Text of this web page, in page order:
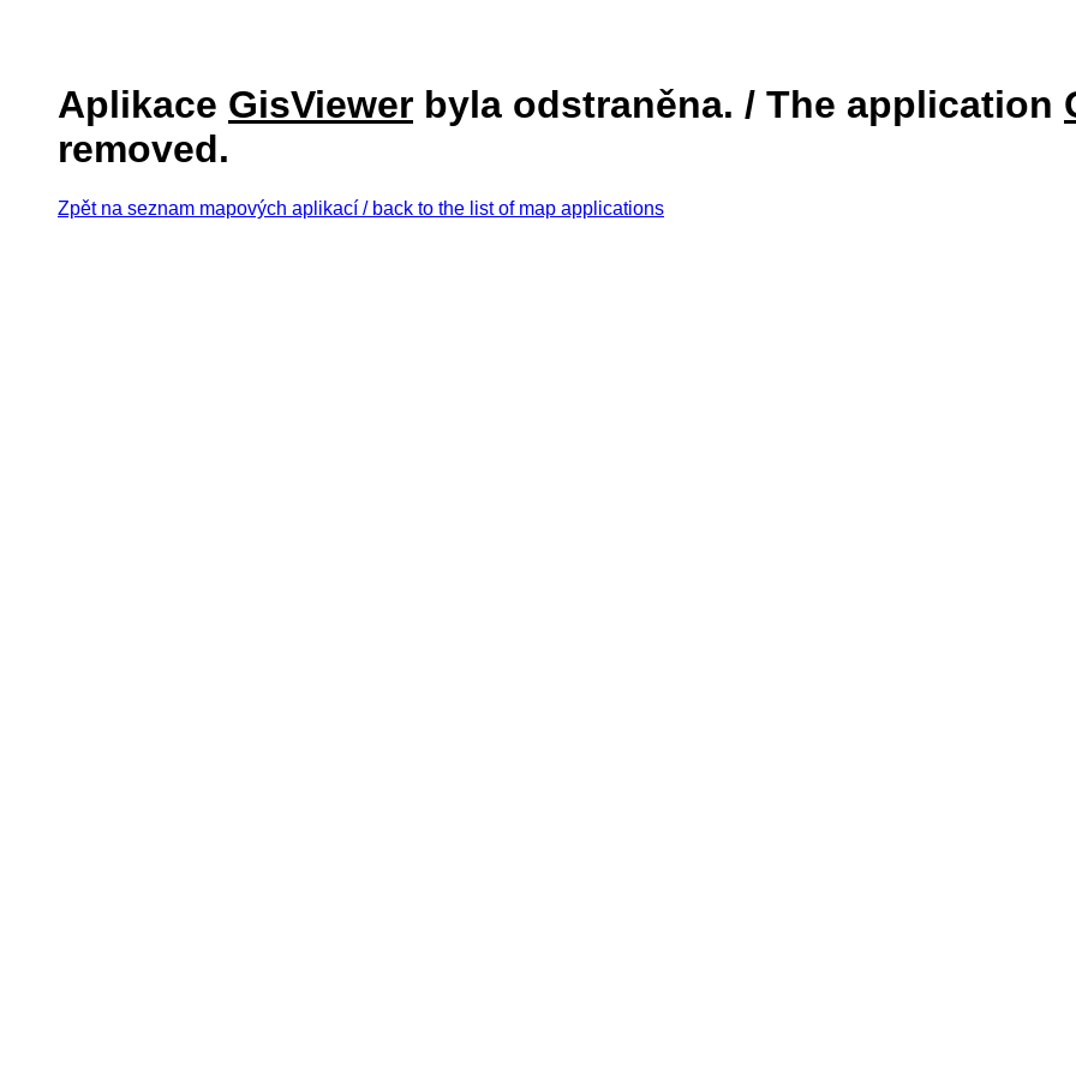
Aplikace GisViewer byla odstraněna. / The application
removed.
Zpět na seznam mapových aplikací / back to the list of map applications